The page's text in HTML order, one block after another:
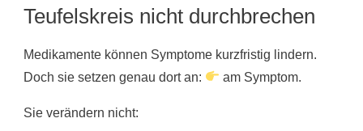
Teufelskreis nicht durchbrechen
Medikamente können Symptome kurzfristig lindern.
Doch sie setzen genau dort an:
am Symptom.
Sie verändern nicht: